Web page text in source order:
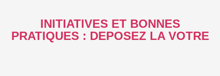
INITIATIVES ET BONNES
PRATIQUES : DEPOSEZ LA VOTRE